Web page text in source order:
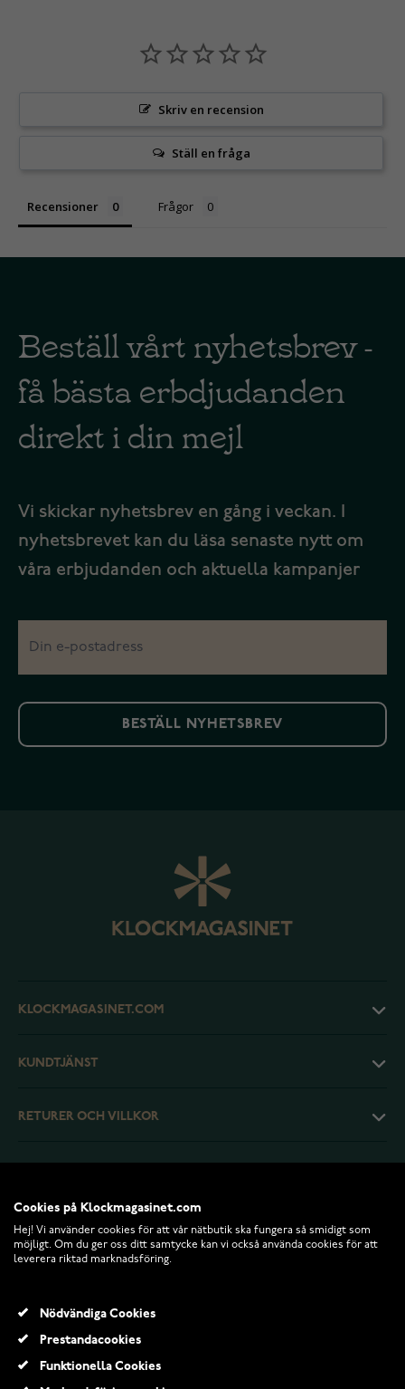
Skriv en recension
Ställ en fråga
Recensioner Frågor
Beställ vårt nyhetsbrev -
få bästa erbdjudanden
direkt i din mejl
Vi skickar nyhetsbrev en gång i veckan. I
nyhetsbrevet kan du läsa senaste nytt om
våra erbjudanden och aktuella kampanjer
BESTÄLL NYHETSBREV
KLOCKMAGASINET.COM
KUNDTJÄNST
RETURER OCH VILLKOR
Cookies på Klockmagasinet.com
Hej! Vi använder cookies för att vår nätbutik ska fungera så smidigt som
möjligt. Om du ger oss ditt samtycke kan vi också använda cookies för att
leverera riktad marknadsföring.
Nödvändiga Cookies
Prestandacookies
Funktionella Cookies